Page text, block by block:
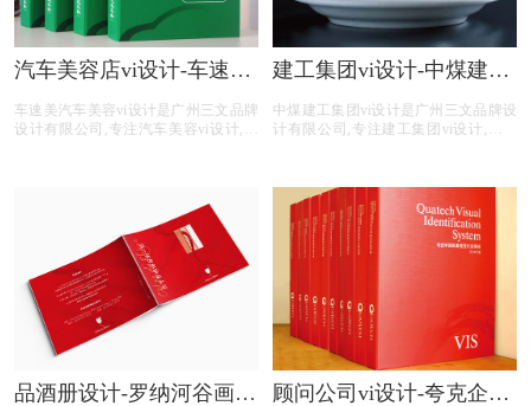
汽车美容店vi设计-车速美
车速美汽车美容vi设计是广州三文品牌
设计有限公司,专注汽车美容vi设计,汽
计,品牌vis设计,精美vis设计等汽车美容
建工集团vi设计-中煤建工
中煤建工集团vi设计是广州三文品牌设
计有限公司,专注建工集团vi设计,建工
设计,提供专业vi设计,集团vi设计,品牌vi
设计,品牌vis设计,精美vis设计等建工集
团vi设计服务。
品酒册设计-罗纳河谷画册
顾问公司vi设计-夸克企业